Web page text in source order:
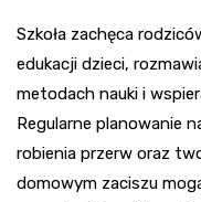
Szkoła zachęca
edukacji dzieci,
metodach nauki i
Regularne planowanie
robienia przerw oraz
domowym zaciszu